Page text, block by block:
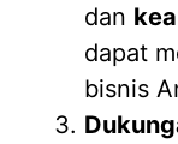
dan
dapat
bisnis